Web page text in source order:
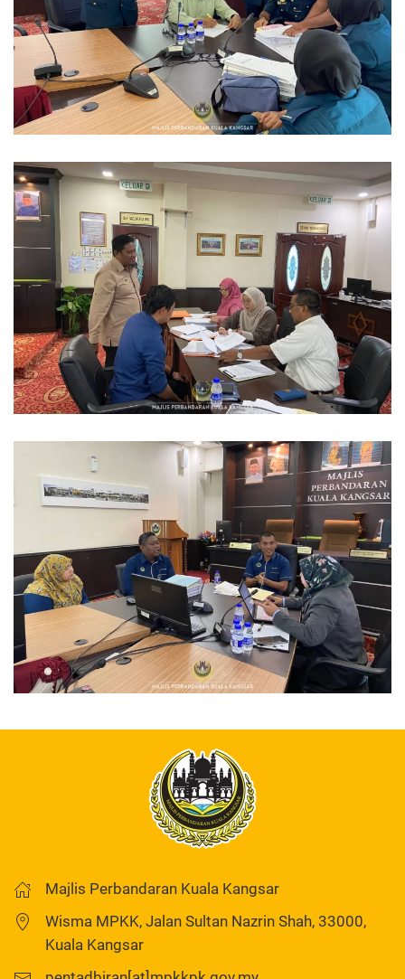
Read more
Read more
Read more
Majlis Perbandaran Kuala Kangsar
Wisma MPKK, Jalan Sultan Nazrin Shah, 33000,
Kuala Kangsar